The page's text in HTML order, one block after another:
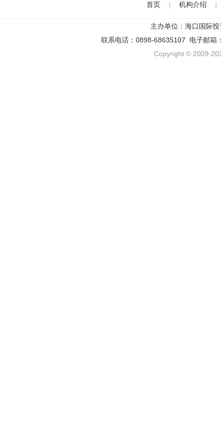
首页 | 机构介绍 |
主办单位：海口国际
联系电话：0898-68635107 电子邮箱
Copyright © 2009-